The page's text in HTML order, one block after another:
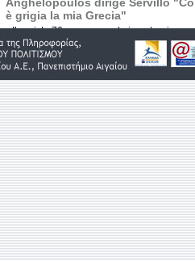
è grigia la mia Grecia"
Il regista 76enne racconta in anteprima
"L'altro mare", il film sulla crisi della sua
che inizierà a girare a dicembre.